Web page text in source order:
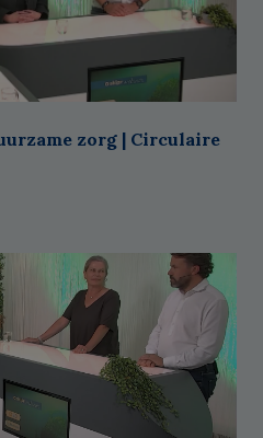
zorg | Circulaire